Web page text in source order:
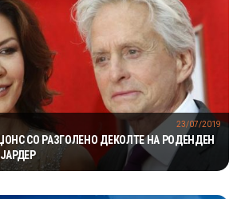
СО РАЗГОЛЕНО ДЕКОЛТЕ НА РОДЕНДЕН
23/07/2019